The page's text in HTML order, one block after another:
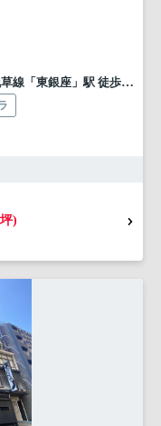
線「東銀座」駅 徒歩1分
)